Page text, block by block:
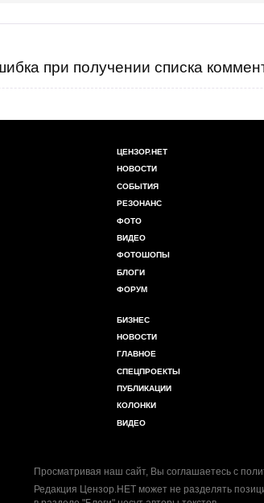
при получении списка
ЦЕНЗОР.НЕТ
НОВОСТИ
СОБЫТИЯ
РЕЗОНАНС
ФОТО
ВИДЕО
ФОТОШОПЫ
БЛОГИ
ФОРУМ
БИЗНЕС
НОВОСТИ
ГЛАВНОЕ
СПЕЦПРОЕКТЫ
ПУБЛИКАЦИИ
КОЛОНКИ
ВИДЕО
Просматривая наш сайт, Вы соглашаетесь с
Редакция Цензор.НЕТ может не разделять